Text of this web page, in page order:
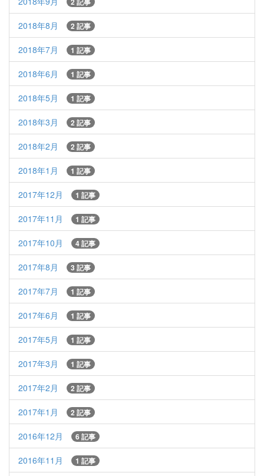
2018年8月 2 記事
2018年7月 1 記事
2018年6月 1 記事
2018年5月 1 記事
2018年3月 2 記事
2018年2月 2 記事
2018年1月 1 記事
2017年12月 1 記事
2017年11月 1 記事
2017年10月 4 記事
2017年8月 3 記事
2017年7月 1 記事
2017年6月 1 記事
2017年5月 1 記事
2017年3月 1 記事
2017年2月 2 記事
2017年1月 2 記事
2016年12月 6 記事
2016年11月 1 記事